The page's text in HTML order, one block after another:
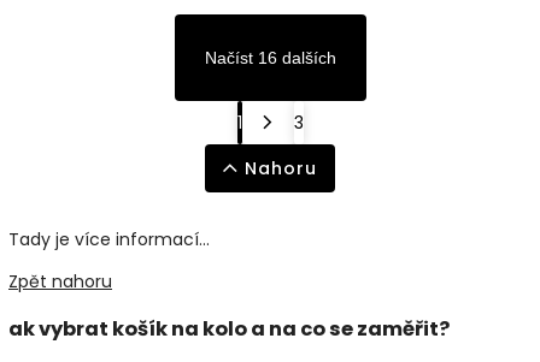
Načíst 16 dalších
1
3
Nahoru
Tady je více informací...
Zpět nahoru
ak vybrat košík na kolo a na co se zaměřit?